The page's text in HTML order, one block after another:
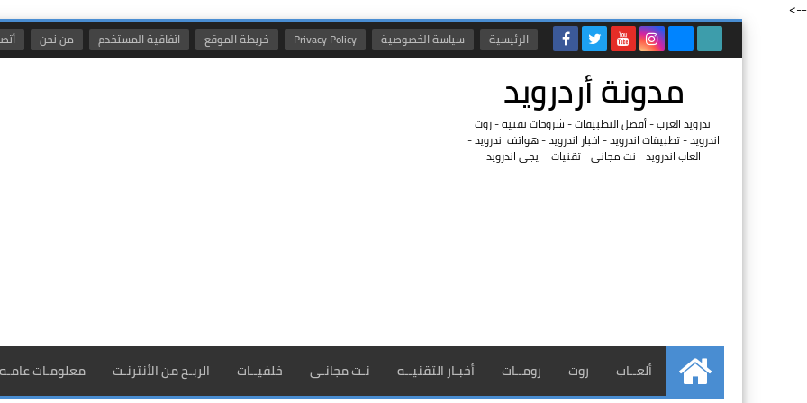
-->
الرئيسية سياسة الخصوصية Privacy Policy خريطة الموقع اتفاقية المستخدم من نحن
مدونة أردرويد
اندرويد العرب - أفضل التطبيقات - شروحات تقنية - روت
اندرويد - تطبيقات اندرويد - اخبار اندرويد - هواتف اندرويد -
العاب اندرويد - نت مجانى - تقنيات - ايجى اندرويد
الرئيسية
ألعــاب روت رومــات أخبـار التقنيــه نـت مجانـى خلفيــات الربـح من الأنترنـت معلومـات عامـه